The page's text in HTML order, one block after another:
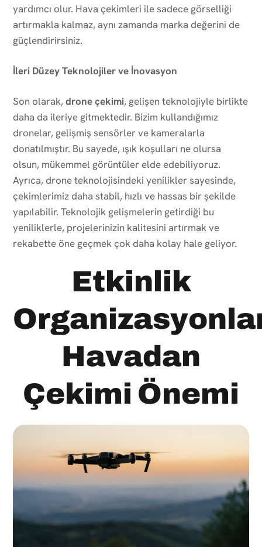
yardımcı olur. Hava çekimleri ile sadece görselliği
artırmakla kalmaz, aynı zamanda marka değerini de
güçlendirirsiniz.
İleri Düzey Teknolojiler ve İnovasyon
Son olarak,drone çekimi, gelişen teknolojiyle birlikte
daha da ileriye gitmektedir. Bizim kullandığımız
dronelar, gelişmiş sensörler ve kameralarla
donatılmıştır. Bu sayede, ışık koşulları ne olursa
olsun, mükemmel görüntüler elde edebiliyoruz.
Ayrıca, drone teknolojisindeki yenilikler sayesinde,
çekimlerimiz daha stabil, hızlı ve hassas bir şekilde
yapılabilir. Teknolojik gelişmelerin getirdiği bu
yeniliklerle, projelerinizin kalitesini artırmak ve
rekabette öne geçmek çok daha kolay hale geliyor.
Etkinlik
Havadan
Çekimi Önemi